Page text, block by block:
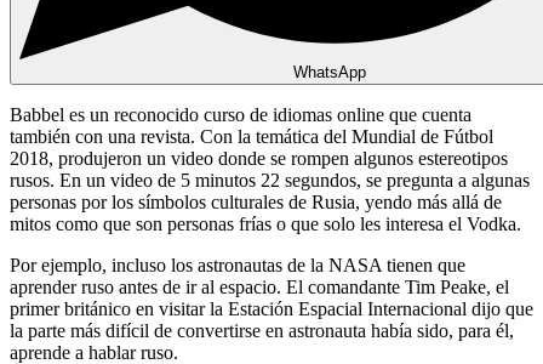
WhatsApp
Babbel es un reconocido curso de idiomas online que cuenta
también con una revista. Con la temática del Mundial de Fútbol
2018, produjeron un video donde se rompen algunos estereotipos
rusos. En un video de 5 minutos 22 segundos, se pregunta a algunas
personas por los símbolos culturales de Rusia, yendo más allá de
mitos como que son personas frías o que solo les interesa el Vodka.
Por ejemplo, incluso los astronautas de la NASA tienen que
aprender ruso antes de ir al espacio. El comandante Tim Peake, el
primer británico en visitar la Estación Espacial Internacional dijo que
la parte más difícil de convertirse en astronauta había sido, para él,
aprende a hablar ruso.